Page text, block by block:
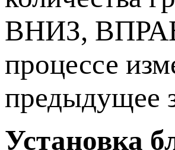
ВНИЗ,
процессе
предыдущее
Установка